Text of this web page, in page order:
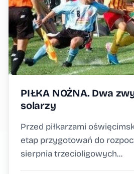
PIŁKA NOŻNA. Dwa
solarzy
Przed piłkarzami
etap przygotowań do
sierpnia trzecioligowych...